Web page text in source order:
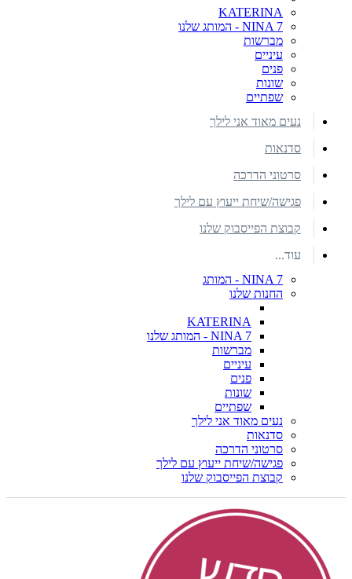
KATERINA
NINA 7 - המותג שלנו
מברשות
עיניים
פנים
שונות
שפתיים
נעים מאוד אני לילך
סדנאות
סרטוני הדרכה
פגישה/שיחת ייעוץ עם לילך
קבוצת הפייסבוק שלנו
עוד...
NINA 7 - המותג
החנות שלנו
KATERINA
NINA 7 - המותג שלנו
מברשות
עיניים
פנים
שונות
שפתיים
נעים מאוד אני לילך
סדנאות
סרטוני הדרכה
פגישה/שיחת ייעוץ עם לילך
קבוצת הפייסבוק שלנו